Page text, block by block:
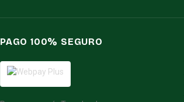
PAGO 100% SEGURO